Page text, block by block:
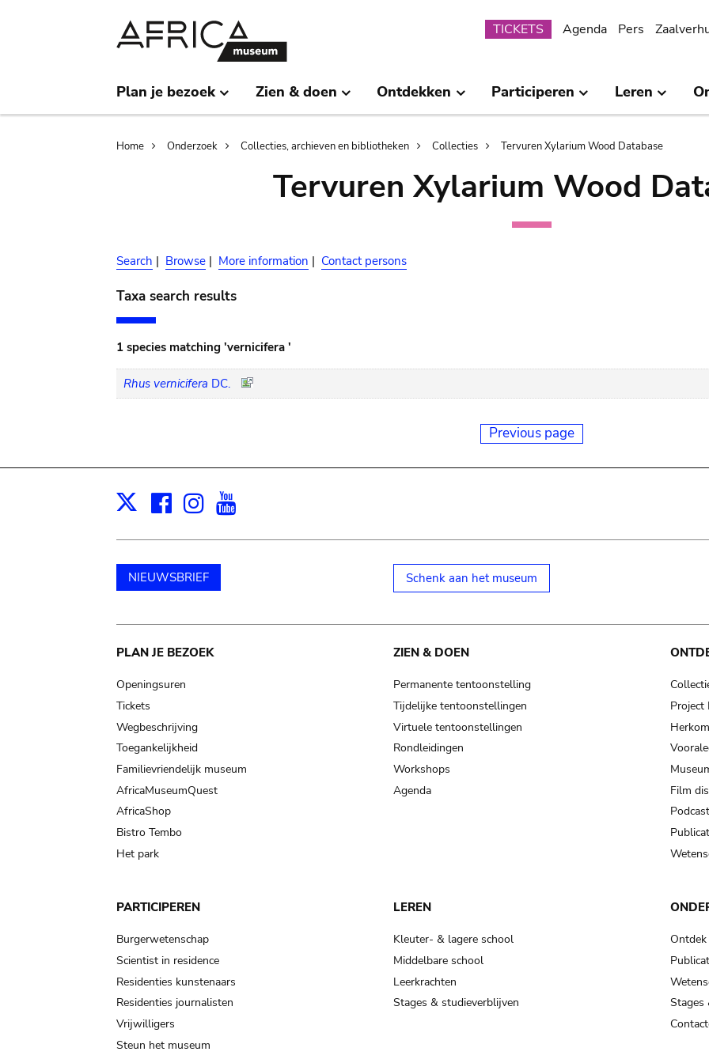
Submenu
TICKETS Agenda Pers
Plan je bezoek Zien & doen Ontdekken Participeren Leren
Breadcrumb
Home Onderzoek Collecties, archieven en bibliotheken Collecties Tervuren Xylarium Wood Database
Tervuren Xylarium Wood
Search | Browse | More information | Contact persons
Taxa search results
1 species matching 'vernicifera '
Rhus vernicifera DC.
Previous page
X Facebook
Instagram
NIEUWSBRIEF Schenk aan het museum
Main
navigation
PLAN JE BEZOEK
Openingsuren
Tickets
Wegbeschrijving
Toegankelijkheid
Familievriendelijk museum
AfricaMuseumQuest
AfricaShop
Bistro Tembo
Het park
ZIEN & DOEN
Permanente tentoonstelling
Tijdelijke tentoonstellingen
Virtuele tentoonstellingen
Rondleidingen
Workshops
Agenda
Project
Film
PARTICIPEREN
Burgerwetenschap
Scientist in residence
Residenties kunstenaars
Residenties journalisten
Vrijwilligers
Steun het museum
LEREN
Kleuter- & lagere school
Middelbare school
Leerkrachten
Stages & studieverblijven
Stages